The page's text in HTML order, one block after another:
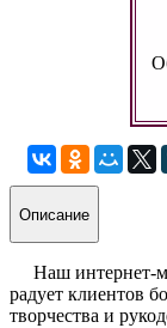
Описание
Наш интернет-
радует клиентов
творчества и